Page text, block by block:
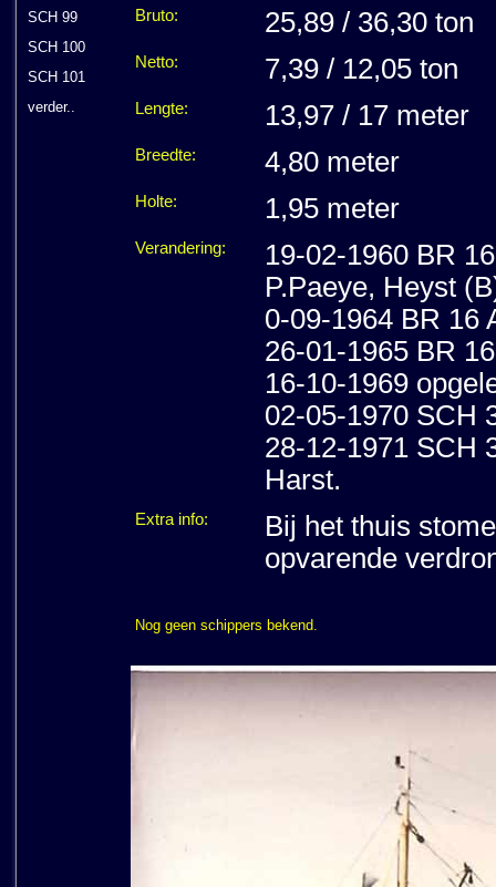
SCH 99
SCH 100
SCH 101
verder..
Bruto: 25,89 / 36,30 ton
Netto: 7,39 / 12,05 ton
Lengte: 13,97 / 17 meter
Breedte: 4,80 meter
Holte: 1,95 meter
Verandering:
19-02-1960 BR
P.Paeye, Heyst
0-09-1964 BR 16
26-01-1965 BR
16-10-1969
02-05-1970 SCH
28-12-1971 SCH
Harst.
Extra info:
Bij het thuis
opvarende
Nog geen schippers bekend.